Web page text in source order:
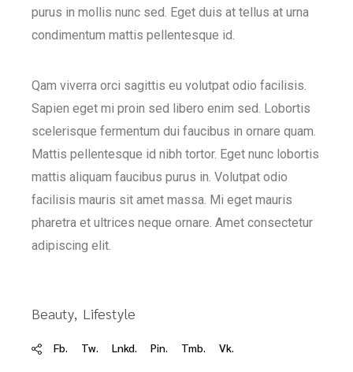
purus in mollis nunc sed. Eget duis at tellus at urna
condimentum mattis pellentesque id.
Qam viverra orci sagittis eu volutpat odio facilisis.
Sapien eget mi proin sed libero enim sed. Lobortis
scelerisque fermentum dui faucibus in ornare quam.
Mattis pellentesque id nibh tortor. Eget nunc lobortis
mattis aliquam faucibus purus in. Volutpat odio
facilisis mauris sit amet massa. Mi eget mauris
pharetra et ultrices neque ornare. Amet consectetur
adipiscing elit.
Beauty Lifestyle
Fb. Tw. Lnkd. Pin. Tmb. Vk.